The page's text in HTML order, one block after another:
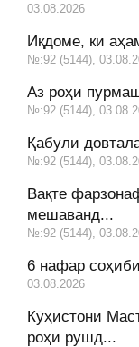
03.08.2026
Иқдоме, ки
№:92 (5144),
Аз роҳи
№:92 (5144),
Қабули
№:92 (5144),
Вақте
мешаванд...
№:92 (5144),
6 нафар
03.08.2026
Кӯҳистони
роҳи рушд...